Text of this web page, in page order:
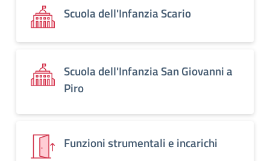
Scuola dell'Infanzia Scario
Scuola dell'Infanzia San Giovanni a
Piro
Funzioni strumentali e incarichi